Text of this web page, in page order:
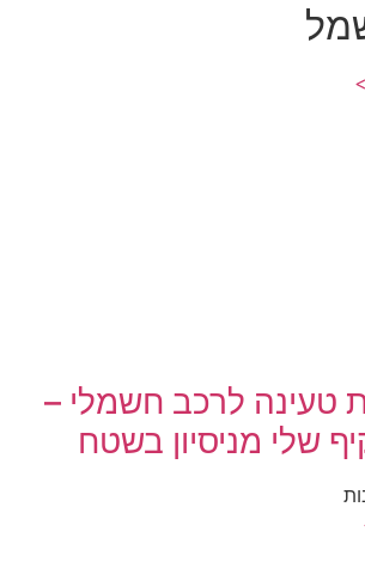
טעינה לרכב חשמלי –
שלי מניסיון בשטח